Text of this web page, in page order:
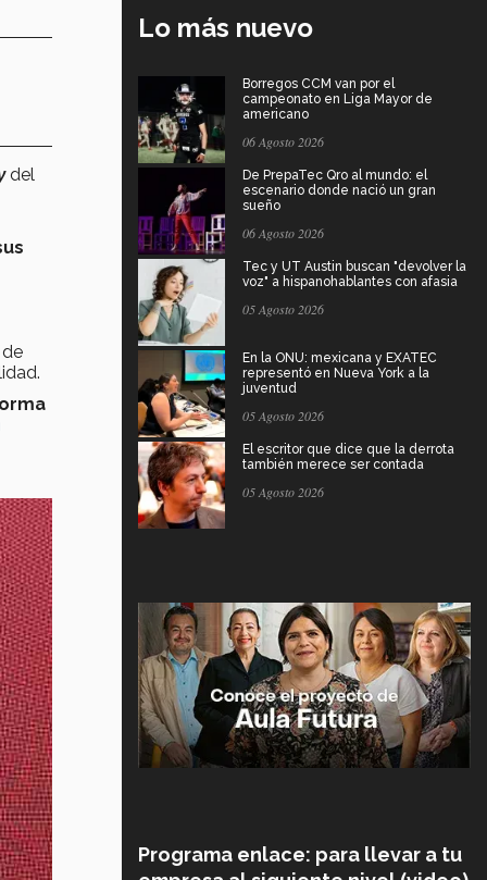
del
Lo más nuevo
Borregos CCM van por el
campeonato en Liga Mayor de
americano
06 Agosto 2026
De PrepaTec Qro al mundo: el
escenario donde nació un gran
sueño
06 Agosto 2026
Tec y UT Austin buscan "devolver la
voz" a hispanohablantes con afasia
05 Agosto 2026
En la ONU: mexicana y EXATEC
representó en Nueva York a la
juventud
05 Agosto 2026
El escritor que dice que la derrota
también merece ser contada
05 Agosto 2026
Programa enlace: para llevar a tu